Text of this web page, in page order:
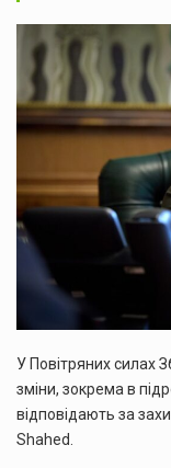
У Повітряних силах
зміни, зокрема в
відповідають за
Shahed.